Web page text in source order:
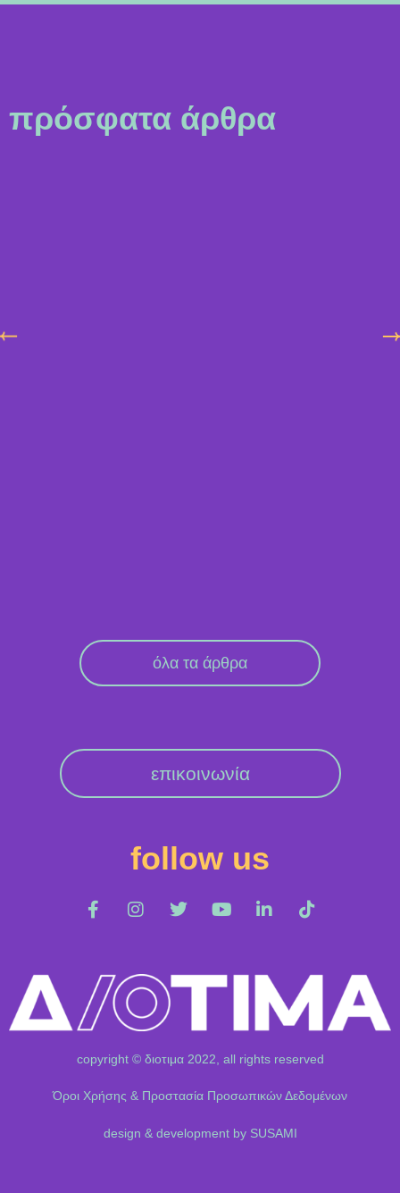
πρόσφατα άρθρα
όλα τα άρθρα
επικοινωνία
follow us
copyright © διοτιμα 2022, all rights reserved
Όροι Χρήσης & Προστασία Προσωπικών Δεδομένων
design & development by SUSAMI